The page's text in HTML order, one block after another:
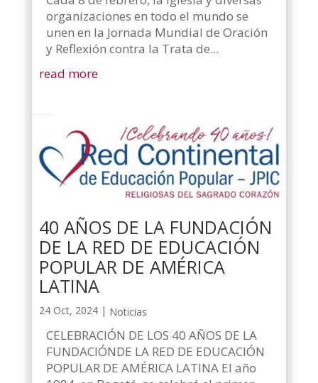
organizaciones en todo el mundo se
unen en la Jornada Mundial de Oración
y Reflexión contra la Trata de...
read more
40 AÑOS DE LA FUNDACIÓN
DE LA RED DE EDUCACIÓN
POPULAR DE AMÉRICA
LATINA
24 Oct, 2024| Noticias
CELEBRACIÓN DE LOS 40 AÑOS DE LA
FUNDACIÓNDE LA RED DE EDUCACIÓN
POPULAR DE AMÉRICA LATINA El año